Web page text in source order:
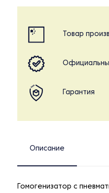
Товар
Гарантия
Описание
Гомогенизатор с